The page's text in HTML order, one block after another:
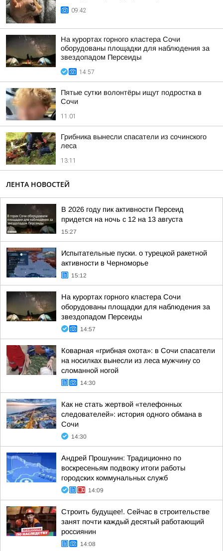
09:42
На курортах горного кластера Сочи
оборудованы площадки для наблюдения за
звездопадом Персеиды
14:57
Пятые сутки волонтёры ищут подростка в
Сочи
11:01
Грибника вынесли спасатели из сочинского
леса
13:11
ЛЕНТА НОВОСТЕЙ
В 2026 году пик активности Персеид
придется на ночь с 12 на 13 августа
15:27
Испытательные пуски. о турецкой ракетной
активности в Черноморье
15:12
На курортах горного кластера Сочи
оборудованы площадки для наблюдения за
звездопадом Персеиды
14:57
Коварная «грибная охота»: в Сочи спасатели
на носилках вынесли из леса мужчину со
сломанной ногой
14:30
Как не стать жертвой «телефонных
следователей»: история одного обмана в
Сочи
14:30
Андрей Прошунин: Традиционно по
воскресеньям подвожу итоги работы
городских коммунальных служб
14:09
Строить будущее!. Сейчас в строительстве
занят почти каждый десятый работающий
россиянин
14:08